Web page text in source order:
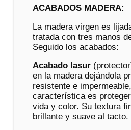
ACABADOS MADERA:
La madera virgen es
tratada con tres manos
Seguido los acabados:
Acabado lasur
en la madera dejándola
resistente e
característica es
vida y color. Su textura
brillante y suave al tacto.